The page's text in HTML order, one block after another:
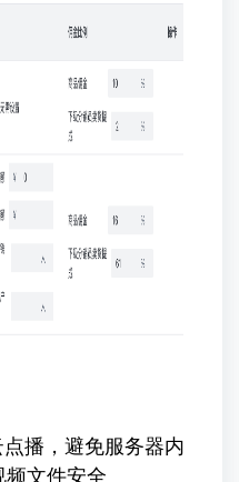
播，避免服务器内
文件安全